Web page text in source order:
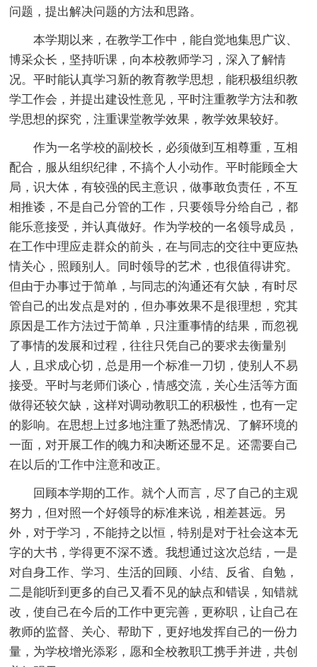
问题，提出解决问题的方法和思路。
本学期以来，在教学工作中，能自觉地集思广议、
博采众长，坚持听课，向本校教师学习，深入了解情
况。平时能认真学习新的教育教学思想，能积极组织教
学工作会，并提出建设性意见，平时注重教学方法和教
学思想的探究，注重课堂教学效果，教学效果较好。
作为一名学校的副校长，必须做到互相尊重，互相
配合，服从组织纪律，不搞个人小动作。平时能顾全大
局，识大体，有较强的民主意识，做事敢负责任，不互
相推诿，不是自己分管的工作，只要领导分给自己，都
能乐意接受，并认真做好。作为学校的一名领导成员，
在工作中理应走群众的前头，在与同志的交往中更应热
情关心，照顾别人。同时领导的艺术，也很值得讲究。
但由于办事过于简单，与同志的沟通还有欠缺，有时尽
管自己的出发点是对的，但办事效果不是很理想，究其
原因是工作方法过于简单，只注重事情的结果，而忽视
了事情的发展和过程，往往只凭自己的要求去衡量别
人，且求成心切，总是用一个标准一刀切，使别人不易
接受。平时与老师们谈心，情感交流，关心生活等方面
做得还较欠缺，这样对调动教职工的积极性，也有一定
的影响。在思想上过多地注重了熟悉情况、了解环境的
一面，对开展工作的魄力和决断还显不足。还需要自己
在以后的'工作中注意和改正。
回顾本学期的工作。就个人而言，尽了自己的主观
努力，但对照一个好领导的标准来说，相差甚远。另
外，对于学习，不能持之以恒，特别是对于社会这本无
字的大书，学得更不深不透。我想通过这次总结，一是
对自身工作、学习、生活的回顾、小结、反省、自勉，
二是能听到更多的自己又看不见的缺点和错误，知错就
改，使自己在今后的工作中更完善，更称职，让自己在
教师的监督、关心、帮助下，更好地发挥自己的一份力
量，为学校增光添彩，愿和全校教职工携手并进，共创